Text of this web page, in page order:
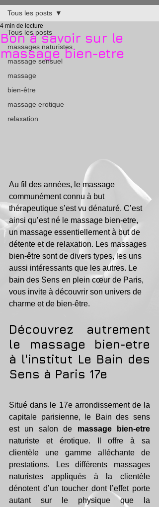
Tous les posts
massages naturistes
massage sensuel
massage
bien-être
massage erotique
relaxation
Tous les posts
Bon à savoir sur le
massage bien-etre
4 min de lecture
Au fil des années, le massage
communément connu à but
thérapeutique s’est vu dénaturé. C’est
ainsi qu’est né le massage bien-etre,
un massage essentiellement à but de
détente et de relaxation. Les massages
bien-être sont de divers types, les uns
aussi intéressants que les autres. Le
bain des Sens en plein cœur de Paris,
vous invite à découvrir son univers de
charme et de bien-être.
Découvrez autrement
le massage bien-etre
à l'institut Le Bain des
Sens à Paris 17e
Situé dans le 17e arrondissement de la
capitale parisienne, le Bain des sens
est un salon de massage bien-etre
naturiste et érotique. Il offre à sa
clientèle une gamme alléchante de
prestations. Les différents massages
naturistes appliqués à la clientèle
dénotent d’un toucher dont l’effet porte
autant sur le physique que la